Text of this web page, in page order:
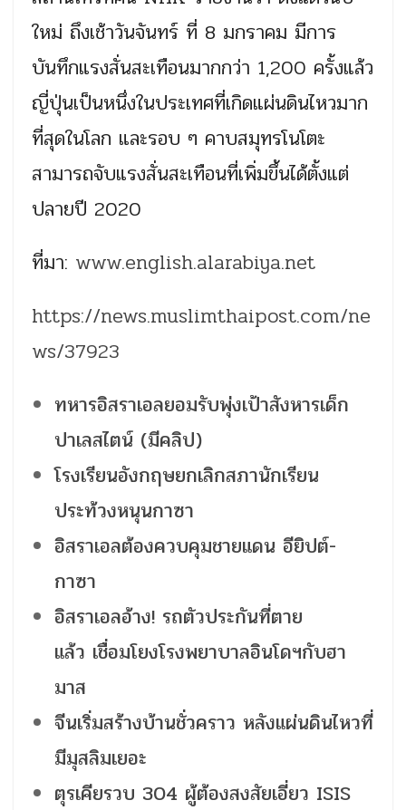
ใหม่ ถึงเช้าวันจันทร์ ที่ 8 มกราคม มีการ
บันทึกแรงสั่นสะเทือนมากกว่า 1,200 ครั้งแล้ว
ญี่ปุ่นเป็นหนึ่งในประเทศที่เกิดแผ่นดินไหวมาก
ที่สุดในโลก และรอบ ๆ คาบสมุทรโนโตะ
สามารถจับแรงสั่นสะเทือนที่เพิ่มขึ้นได้ตั้งแต่
ปลายปี 2020
ที่มา: www.english.alarabiya.net
https://news.muslimthaipost.com/ne
ws/37923
ทหารอิสราเอลยอมรับพุ่งเป้าสังหารเด็ก
ปาเลสไตน์ (มีคลิป)
โรงเรียนอังกฤษยกเลิกสภานักเรียน
ประท้วงหนุนกาซา
อิสราเอลต้องควบคุมชายแดน อียิปต์-
กาซา
อิสราเอลอ้าง! รถตัวประกันที่ตาย
แล้ว เชื่อมโยงโรงพยาบาลอินโดฯกับฮา
มาส
จีนเริ่มสร้างบ้านชั่วคราว หลังแผ่นดินไหวที่
มีมุสลิมเยอะ
ตุรเคียรวบ 304 ผู้ต้องสงสัยเอี่ยว ISIS